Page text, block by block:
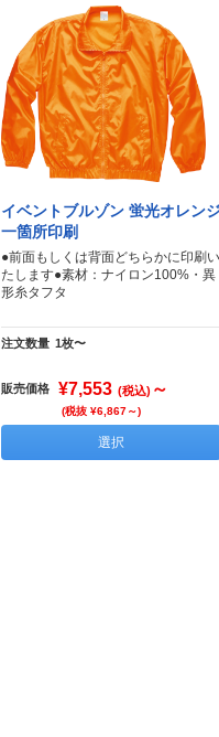
イベントブルゾン 蛍光オレン
一箇所印刷
●前面もしくは背面どちらかに印刷い
たします●素材：ナイロン100%・異
形糸タフタ
注文数量 1枚〜
販売価格 ¥7,553 (税込) ～
(税抜 ¥6,867～)
選択